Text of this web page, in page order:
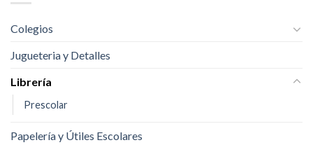
Colegios
Jugueteria y Detalles
Librería
Prescolar
Papelería y Útiles Escolares